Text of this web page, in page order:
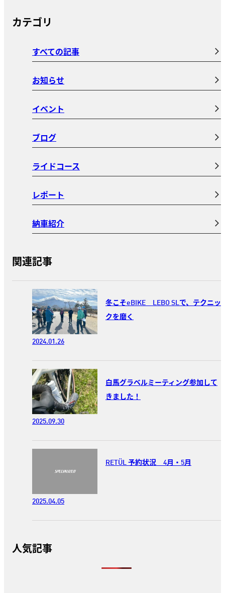
カテゴリ
すべての記事
お知らせ
イベント
ブログ
ライドコース
レポート
納車紹介
関連記事
冬こそeBIKE LEBO SLで、テクニッ
クを磨く
2024.01.26
白馬グラベルミーティング参加して
きました！
2025.09.30
RETÜL 予約状況 4月・5月
2025.04.05
人気記事